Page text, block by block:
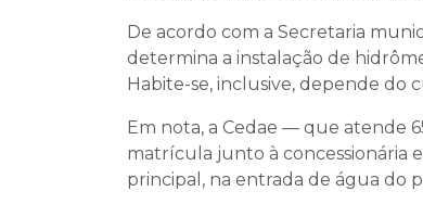
De acordo com a Secretaria
determina a instalação de
Habite-se, inclusive, depende do
Em nota, a Cedae — que atende
matrícula junto à concessionária
principal, na entrada de água do